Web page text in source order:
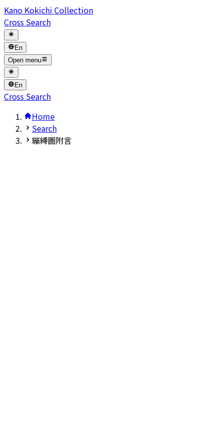
Kano Kokichi Collection
Cross Search
En
Open menu
En
Cross Search
Home
Search
繃縛圖附言